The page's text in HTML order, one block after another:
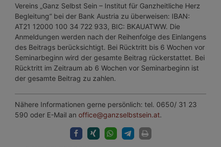
Vereins „Ganz Selbst Sein – Institut für Ganzheitliche Herz
Begleitung“ bei der Bank Austria zu überweisen: IBAN:
AT21 12000 100 34 722 933, BIC: BKAUATWW. Die
Anmeldungen werden nach der Reihenfolge des Einlangens
des Beitrags berücksichtigt. Bei Rücktritt bis 6 Wochen vor
Seminarbeginn wird der gesamte Beitrag rückerstattet. Bei
Rücktritt im Zeitraum ab 6 Wochen vor Seminarbeginn ist
der gesamte Beitrag zu zahlen.
Nähere Informationen gerne persönlich: tel. 0650/ 31 23
590 oder E-Mail an office@ganzselbstsein.at.